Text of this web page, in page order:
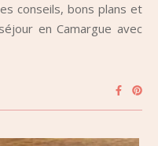
en Camargue avec